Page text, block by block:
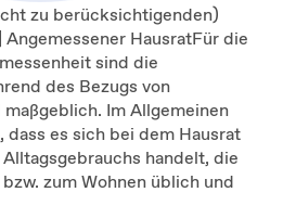
zu berücksichtigenden)
Angemessener HausratFür die
sind die
des Bezugs von
Im Allgemeinen
dass es sich bei dem Hausrat
handelt, die
zum Wohnen üblich und